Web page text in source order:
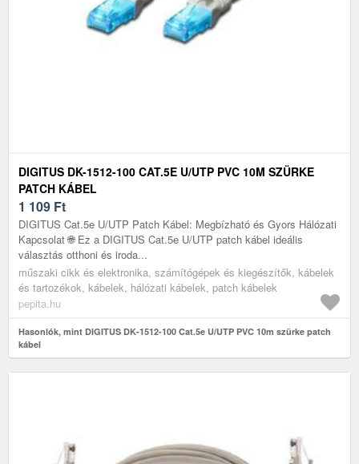
DIGITUS DK-1512-100 CAT.5E U/UTP PVC 10M SZÜRKE
PATCH KÁBEL
1 109 Ft
DIGITUS Cat.5e U/UTP Patch Kábel: Megbízható és Gyors Hálózati
Kapcsolat 🌐 Ez a DIGITUS Cat.5e U/UTP patch kábel ideális
választás otthoni és iroda...
műszaki cikk és elektronika, számítógépek és kiegészítők, kábelek
és tartozékok, kábelek, hálózati kábelek, patch kábelek
pepita.hu
Hasonlók, mint DIGITUS DK-1512-100 Cat.5e U/UTP PVC 10m szürke patch
kábel